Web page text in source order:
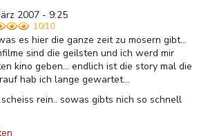
2007 - 9:25
10/10
es hier die ganze zeit zu mosern gibt...
sind die geilsten und ich werd mir
kino geben... endlich ist die story mal die
hab ich lange gewartet...
rein.. sowas gibts nich so schnell